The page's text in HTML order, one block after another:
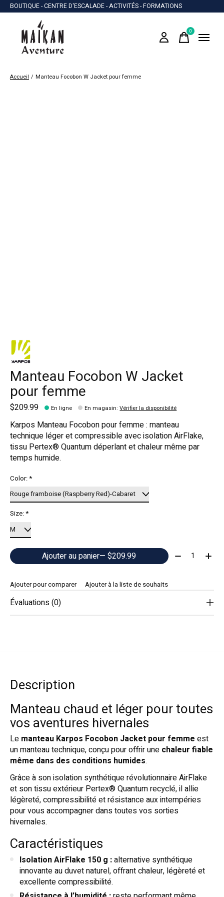
BOUTIQUE - CENTRE D'ESCALADE - ACTIVITÉS - FORMATIONS
0items
Accueil / Manteau Focobon W Jacket pour femme
Manteau Focobon W Jacket
pour femme
$209.99 En ligne En magasin:Vérifier la disponibilité
Karpos Manteau Focobon pour femme : manteau
technique léger et compressible avec isolation AirFlake,
tissu Pertex® Quantum déperlant et chaleur même par
temps humide.
Color:*
Size:*
Ajouter au panier — $209.99 Quantité:
Ajouter pour comparer Ajouter à la liste de souhaits
Évaluations (0)
Description
Manteau chaud et léger pour toutes
vos aventures hivernales
Le manteau Karpos Focobon Jacket pour femme est
un manteau technique, conçu pour offrir une chaleur fiable
même dans des conditions humides.
Grâce à son isolation synthétique révolutionnaire AirFlake
et son tissu extérieur Pertex® Quantum recyclé, il allie
légèreté, compressibilité et résistance aux intempéries
pour vous accompagner dans toutes vos sorties
hivernales.
Caractéristiques
Isolation AirFlake 150 g :alternative synthétique
innovante au duvet naturel, offrant chaleur, légèreté et
excellente compressibilité.